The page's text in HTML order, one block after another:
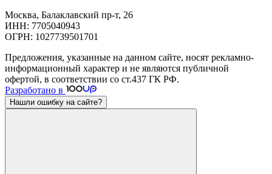
Москва, Балаклавский пр-т, 26
ИНН: 7705040943
ОГРН: 1027739501701
Предложения, указанные на данном сайте, носят рекламно-
информационный характер и не являются публичной
офертой, в соответствии со ст.437 ГК РФ.
Разработано в
Нашли ошибку на сайте?